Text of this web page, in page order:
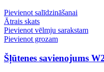
Pievienot salīdzināšanai
Ātrais skats
Pievienot vēlmju sarakstam
Pievienot grozam
Šļūtenes savienojums